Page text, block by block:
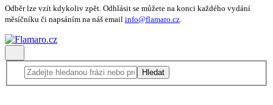
Odběr lze vzít kdykoliv zpět. Odhlásit se můžete na konci každého vydání
měsíčníku či napsáním na náš email info@flamaro.cz.
Hledat